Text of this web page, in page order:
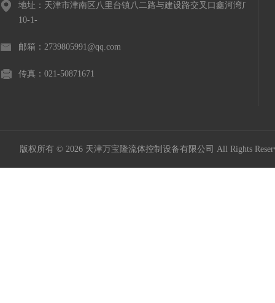
地址：天津市津南区八里台镇八二路与建设路交叉口鑫河湾广场
10-1-
邮箱：2739805991@qq.com
传真：021-50871671
版权所有 © 2026 天津万宝隆流体控制设备有限公司 All Rights